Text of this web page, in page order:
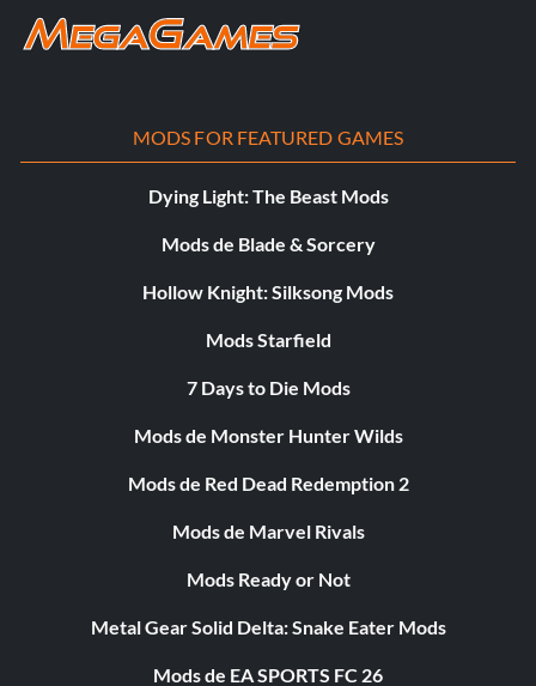
MODS FOR FEATURED GAMES
Dying Light: The Beast Mods
Mods de Blade & Sorcery
Hollow Knight: Silksong Mods
Mods Starfield
7 Days to Die Mods
Mods de Monster Hunter Wilds
Mods de Red Dead Redemption 2
Mods de Marvel Rivals
Mods Ready or Not
Metal Gear Solid Delta: Snake Eater Mods
Mods de EA SPORTS FC 26